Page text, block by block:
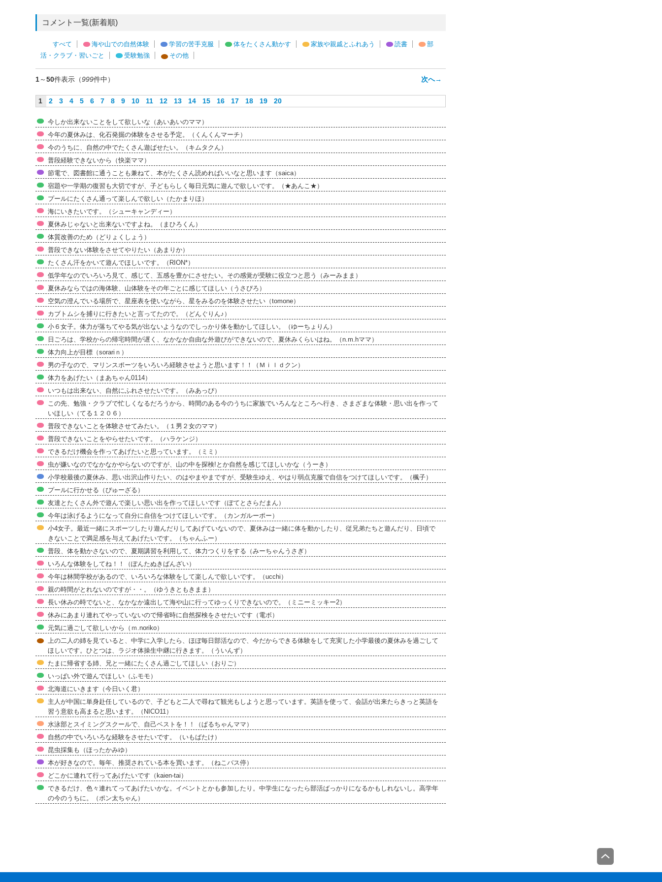
コメント一覧(新着順)
すべて 海や山での自然体験 学習の苦手克服 体をたくさん動かす 家族や親戚とふれあう 読書
部
活・クラブ・習いごと
受験勉強 その他
1～50件表示（999件中） 次へ→
1 2 3 4 5 6 7 8 9 10 11 12 13 14 15 16 17 18 19 20
今しか出来ないことをして欲しいな（あいあいのママ）
今年の夏休みは、化石発掘の体験をさせる予定。（くんくんマーチ）
今のうちに、自然の中でたくさん遊ばせたい。（キムタクん）
普段経験できないから（快楽ママ）
節電で、図書館に通うことも兼ねて、本がたくさん読めればいいなと思います（saica）
宿題や一学期の復習も大切ですが、子どもらしく毎日元気に遊んで欲しいです。（★あんこ★）
プールにたくさん通って楽しんで欲しい（たかまりほ）
海にいきたいです。（シューキャンディー）
夏休みじゃないと出来ないですよね。（まひろくん）
体質改善のため（どりょくしょう）
普段できない体験をさせてやりたい（あまりか）
たくさん汗をかいて遊んでほしいです。（RION*）
低学年なのでいろいろ見て、感じて、五感を豊かにさせたい。その感覚が受験に役立つと思う（みーみまま）
夏休みならではの海体験、山体験をその年ごとに感じてほしい（うさぴろ）
空気の澄んでいる場所で、星座表を使いながら、星をみるのを体験させたい（tomone）
カブトムシを捕りに行きたいと言ってたので。（どんぐりん♪）
小６女子。体力が落ちてやる気が出ないようなのでしっかり体を動かしてほしい。（ゆーちょりん）
日ごろは、学校からの帰宅時間が遅く、なかなか自由な外遊びができないので、夏休みくらいはね。（n.m.hママ）
体力向上が目標（sorariｎ）
男の子なので、マリンスポーツをいろいろ経験させようと思います！！（Ｍｉｌｄクン）
体力をあげたい（まあちゃん0114）
いつもは出来ない、自然にふれさせたいです。（みあっぴ）
この先、勉強・クラブで忙しくなるだろうから、時間のある今のうちに家族でいろんなところへ行き、さまざまな体験・思い出を作って
いほしい（てる１２０６）
普段できないことを体験させてみたい。（１男２女のママ）
普段できないことをやらせたいです。（ハラケンジ）
できるだけ機会を作ってあげたいと思っています。（ミミ）
虫が嫌いなのでなかなかやらないのですが、山の中を探検!とか自然を感じてほしいかな（うーき）
小学校最後の夏休み、思い出沢山作りたい、のはやまやまですが、受験生ゆえ、やはり弱点克服で自信をつけてほしいです。（楓子）
プールに行かせる（ぴゅーざる）
友達とたくさん外で遊んで楽しい思い出を作ってほしいです（ぽてとさらだまん）
今年は泳げるようになって自分に自信をつけてほしいです。（カンガルーポー）
小4女子。最近一緒にスポーツしたり遊んだりしてあげていないので、夏休みは一緒に体を動かしたり、従兄弟たちと遊んだり、日頃で
きないことで満足感を与えてあげたいです。（ちゃんふー）
普段、体を動かさないので、夏期講習を利用して、体力つくりをする（みーちゃんうさぎ）
いろんな体験をしてね！！（ぽんたぬきばんざい）
今年は林間学校があるので、いろいろな体験をして楽しんで欲しいです。（ucchi）
親の時間がとれないのですが・・。（ゆうきともきまま）
長い休みの時でないと、なかなか遠出して海や山に行ってゆっくりできないので。（ミニーミッキー2）
休みにあまり連れてやっていないので帰省時に自然探検をさせたいです（電ボ）
元気に過ごして欲しいから（ｍ.noriko）
上の二人の姉を見ていると、中学に入学したら、ほぼ毎日部活なので、今だからできる体験をして充実した小学最後の夏休みを過ごして
ほしいです。ひとつは、ラジオ体操生中継に行きます。（ういんず）
たまに帰省する姉、兄と一緒にたくさん過ごしてほしい（おりご）
いっぱい外で遊んでほしい（ふモモ）
北海道にいきます（今日いく君）
主人が中国に単身赴任しているので、子どもと二人で尋ねて観光もしようと思っています。英語を使って、会話が出来たらきっと英語を
習う意欲も高まると思います。（NICO11）
水泳部とスイミングスクールで、自己ベストを！！（ぱるちゃんママ）
自然の中でいろいろな経験をさせたいです。（いもばたけ）
昆虫採集も（ほったかみゆ）
本が好きなので。毎年、推奨されている本を買います。（ねこバス停）
どこかに連れて行ってあげたいです（kaien-tai）
できるだけ、色々連れてってあげたいかな。イベントとかも参加したり。中学生になったら部活ばっかりになるかもしれないし。高学年
の今のうちに。（ポン太ちゃん）